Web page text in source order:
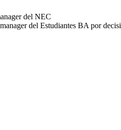
del NEC
del Estudiantes BA por